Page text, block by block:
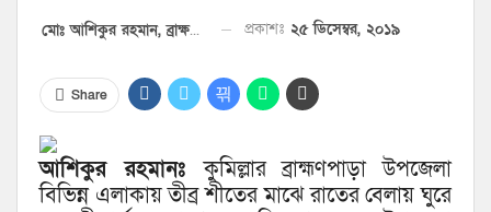
মোঃ আশিকুর রহমান, ব্রাক্ষণপাড়া প্রতিনিধি প্রকাশঃ ২৫ ডিসেম্বর, ২০১৯
Share
আশিকুর রহমানঃকুমিল্লার ব্রাহ্মণপাড়া উপজেলা
বিভিন্ন এলাকায় তীব্র শীতের মাঝে রাতের বেলায় ঘুরে